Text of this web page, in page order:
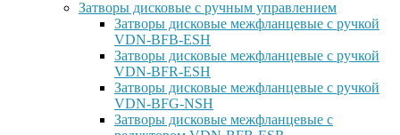
Затворы дисковые с ручным управлением
Затворы дисковые межфланцевые с ручкой
VDN-BFB-ESH
Затворы дисковые межфланцевые с ручкой
VDN-BFR-ESH
Затворы дисковые межфланцевые с ручкой
VDN-BFG-NSH
Затворы дисковые межфланцевые с